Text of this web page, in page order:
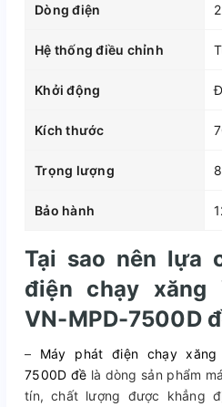
Dòng điện
Hệ thống điều chỉnh
Khởi động
Kích thước
Trọng lượng
Bảo hành
Tại sao nên lựa
điện chạy xăng
VN-MPD-7500D
– Máy phát điện chạy xăng
7500D đề là dòng sản phẩm
tín, chất lượng được khẳng